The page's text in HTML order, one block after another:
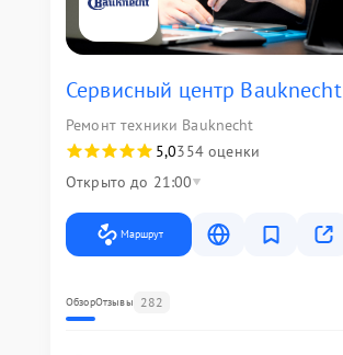
Сервисный центр Bauknecht
Ремонт техники Bauknecht
5,0354 оценки
Открыто до 21:00
Маршрут
ОбзорОтзывы 282